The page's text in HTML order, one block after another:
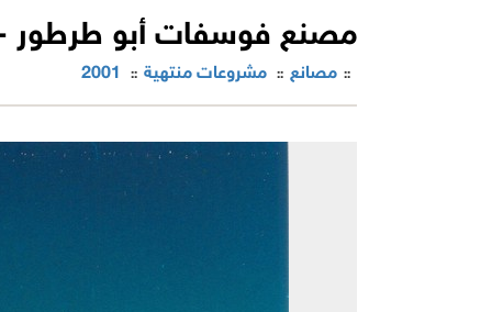
مصنع فوسفات أبو طرطور
2001 ::مشروعات منتهية ::مصانع ::